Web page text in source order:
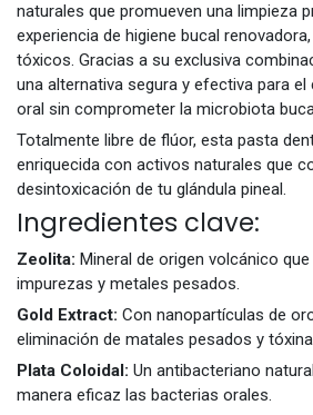
naturales que promueven una limpieza
experiencia de higiene bucal
tóxicos. Gracias a su exclusiva
una alternativa segura y efectiva para el
oral sin comprometer la microbiota
Totalmente libre de flúor, esta pasta
enriquecida con activos naturales que
desintoxicación de tu glándula pineal.
Ingredientes clave:
Zeolita: Mineral de origen volcánico
impurezas y metales pesados.
Gold Extract: Con nanopartículas de
eliminación de matales pesados y
Plata Coloidal: Un antibacteriano
manera eficaz las bacterias orales.